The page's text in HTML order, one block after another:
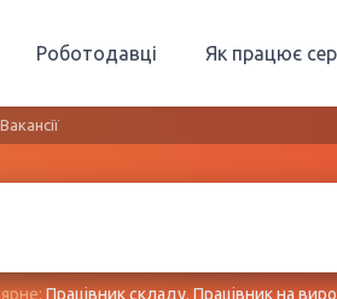
Роботодавці Як працює
Вакансії
Працівник складу,Працівник на